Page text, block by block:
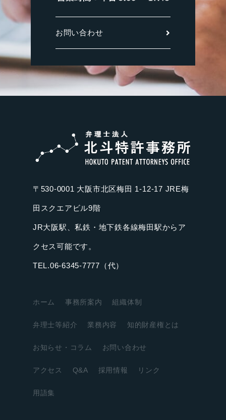
お問い合わせ
〒530-0001 大阪市北区梅田 1-12-17 JRE梅
田スクエアビル9階
JR大阪駅、私鉄・地下鉄各線梅田駅からア
クセス可能です。
TEL.06-6345-7777（代）
ホーム 事務所案内 組織体制
弁理士等紹介 業務内容 知的財産権とは
お知らせ・コラム お問い合わせ
アクセス Q&A 採用情報 リンク
用語集